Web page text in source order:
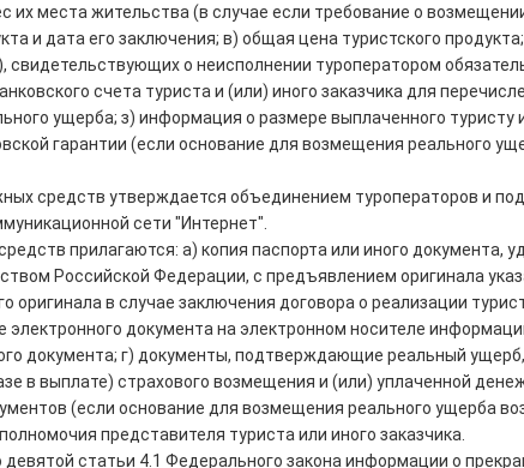
их места жительства (в случае если требование о
и дата его заключения; в) общая цена туристского
о неисполнении туроператором
счета туриста и (или) иного заказчика для
ущерба; з) информация о размере выплаченного туристу
гарантии (если основание для возмещения реального
средств утверждается объединением туроператоров и
сети "Интернет".
прилагаются: а) копия паспорта или иного документа,
Российской Федерации, с предъявлением оригинала
оригинала в случае заключения договора о реализации
электронного документа на электронном носителе
документа; г) документы, подтверждающие реальный
в выплате) страхового возмещения и (или) уплаченной
(если основание для возмещения реального ущерба
представителя туриста или иного заказчика.
статьи 4.1 Федерального закона информации о